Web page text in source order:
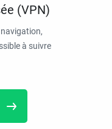
(VPN)
à suivre